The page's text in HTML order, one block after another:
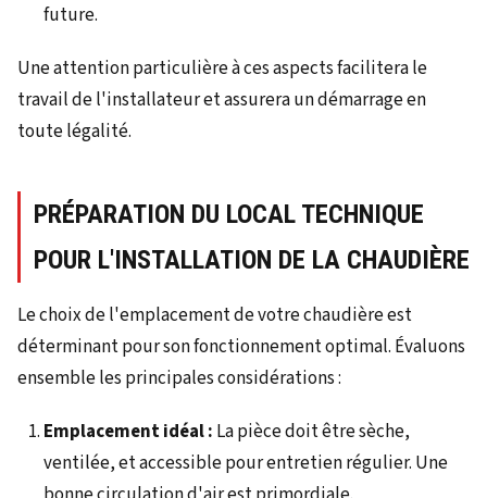
future.
Une attention particulière à ces aspects facilitera le
travail de l'installateur et assurera un démarrage en
toute légalité.
PRÉPARATION DU LOCAL TECHNIQUE
POUR L'INSTALLATION DE LA CHAUDIÈRE
Le choix de l'emplacement de votre chaudière est
déterminant pour son fonctionnement optimal. Évaluons
ensemble les principales considérations :
Emplacement idéal : La pièce doit être sèche,
ventilée, et accessible pour entretien régulier. Une